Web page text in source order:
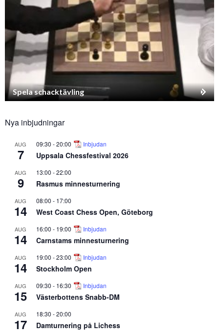
Spela schacktävling
Nya inbjudningar
AUG
7
09:30 -20:00 Inbjudan
Uppsala Chessfestival 2026
AUG
9
13:00 -22:00
Rasmus minnesturnering
AUG
14
08:00 - 17:00
West Coast Chess Open, Göteborg
AUG
14
16:00 - 19:00 Inbjudan
Carnstams minnesturnering
AUG
14
19:00 -23:00 Inbjudan
Stockholm Open
AUG
15
09:30 - 16:30 Inbjudan
Västerbottens Snabb-DM
AUG
17
18:30 -20:00
Damturnering på Lichess